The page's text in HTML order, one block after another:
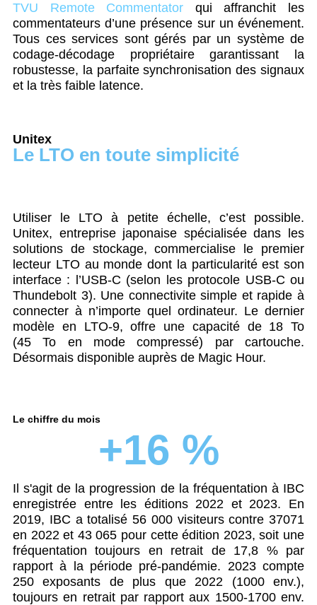
TVU Remote Commentator qui affranchit les
commentateurs d’une présence sur un événement.
Tous ces services sont gérés par un système de
codage-décodage propriétaire garantissant la
robustesse, la parfaite synchronisation des signaux
et la très faible latence.
Unitex
Le LTO en toute simplicité
Utiliser le LTO à petite échelle, c’est possible.
Unitex, entreprise japonaise spécialisée dans les
solutions de stockage, commercialise le premier
lecteur LTO au monde dont la particularité est son
interface : l’USB-C (selon les protocole USB-C ou
Thundebolt 3). Une connectivite simple et rapide à
connecter à n’importe quel ordinateur. Le dernier
modèle en LTO-9, offre une capacité de 18 To
(45 To en mode compressé) par cartouche.
Désormais disponible auprès de Magic Hour.
Le chiffre du mois
+16 %
Il s'agit de la progression de la fréquentation à IBC
enregistrée entre les éditions 2022 et 2023. En
2019, IBC a totalisé 56 000 visiteurs contre 37071
en 2022 et 43 065 pour cette édition 2023, soit une
fréquentation toujours en retrait de 17,8 % par
rapport à la période pré-pandémie. 2023 compte
250 exposants de plus que 2022 (1000 env.),
toujours en retrait par rapport aux 1500-1700 env.